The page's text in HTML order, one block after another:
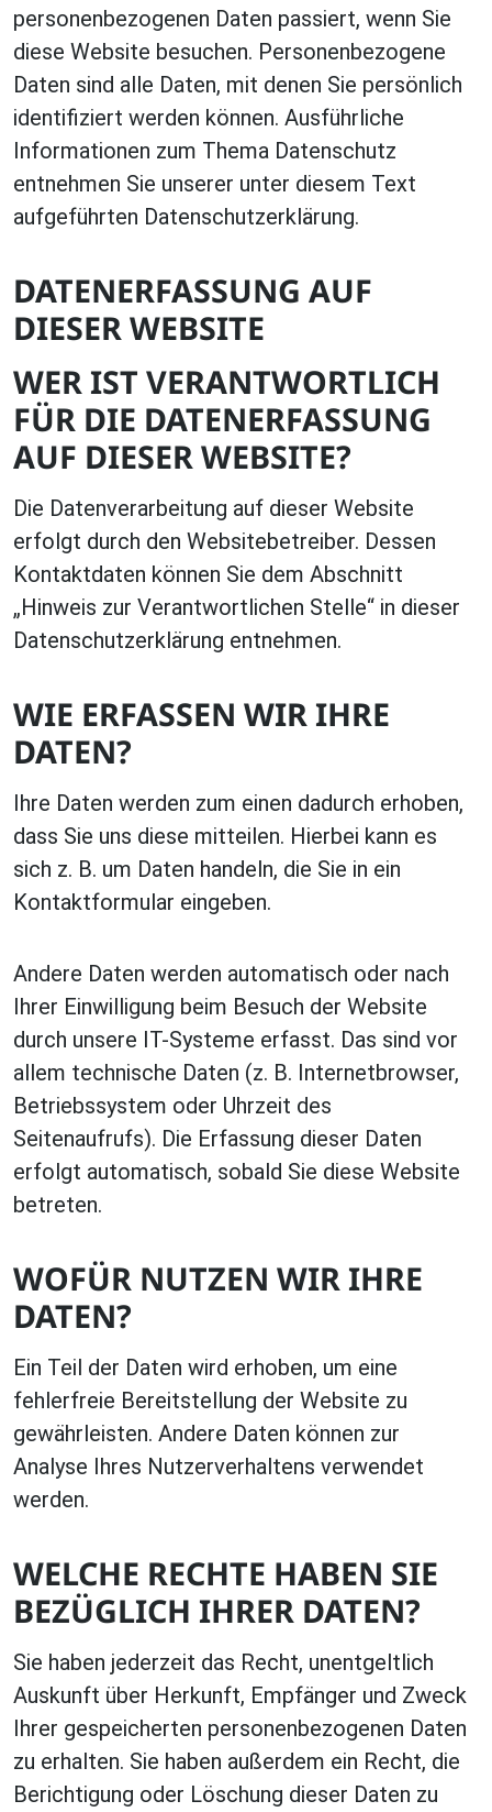
personenbezogenen Daten passiert, wenn Sie
diese Website besuchen. Personenbezogene
Daten sind alle Daten, mit denen Sie persönlich
identifiziert werden können. Ausführliche
Informationen zum Thema Datenschutz
entnehmen Sie unserer unter diesem Text
aufgeführten Datenschutzerklärung.
DATENERFASSUNG AUF
DIESER WEBSITE
WER IST VERANTWORTLICH
FÜR DIE DATENERFASSUNG
AUF DIESER WEBSITE?
Die Datenverarbeitung auf dieser Website
erfolgt durch den Websitebetreiber. Dessen
Kontaktdaten können Sie dem Abschnitt
„Hinweis zur Verantwortlichen Stelle“ in dieser
Datenschutzerklärung entnehmen.
WIE ERFASSEN WIR IHRE
DATEN?
Ihre Daten werden zum einen dadurch erhoben,
dass Sie uns diese mitteilen. Hierbei kann es
sich z. B. um Daten handeln, die Sie in ein
Kontaktformular eingeben.
Andere Daten werden automatisch oder nach
Ihrer Einwilligung beim Besuch der Website
durch unsere IT-Systeme erfasst. Das sind vor
allem technische Daten (z. B. Internetbrowser,
Betriebssystem oder Uhrzeit des
Seitenaufrufs). Die Erfassung dieser Daten
erfolgt automatisch, sobald Sie diese Website
betreten.
WOFÜR NUTZEN WIR IHRE
DATEN?
Ein Teil der Daten wird erhoben, um eine
fehlerfreie Bereitstellung der Website zu
gewährleisten. Andere Daten können zur
Analyse Ihres Nutzerverhaltens verwendet
werden.
WELCHE RECHTE HABEN SIE
BEZÜGLICH IHRER DATEN?
Sie haben jederzeit das Recht, unentgeltlich
Auskunft über Herkunft, Empfänger und Zweck
Ihrer gespeicherten personenbezogenen Daten
zu erhalten. Sie haben außerdem ein Recht, die
Berichtigung oder Löschung dieser Daten zu